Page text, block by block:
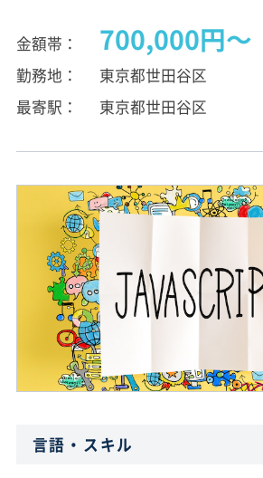
金額帯 700,000円〜
勤務地
東京都世田谷区
最寄駅
東京都世田谷区
言語・スキル